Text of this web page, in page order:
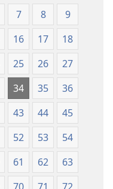
(revisión
del
2019)
(revisión
del
2019)
7 8
9
16 17
18
25 26
27
34 35
36
43 44
45
52 53
54
61 62
63